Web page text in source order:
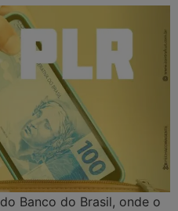
Banco do Brasil, onde o